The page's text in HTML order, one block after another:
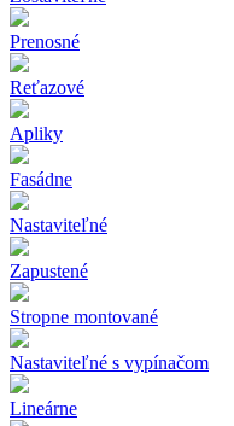
Prenosné
Reťazové
Apliky
Fasádne
Nastaviteľné
Zapustené
Stropne montované
Nastaviteľné s vypínačom
Lineárne